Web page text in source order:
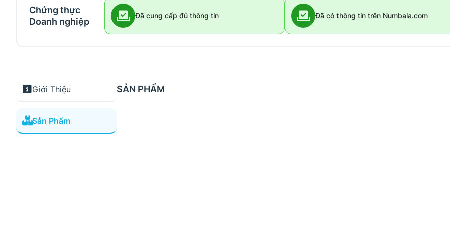
Chứng thực
Doanh nghiệp
Đã cung cấp đủ thông tin Đã có thông tin trên Numbala.com
Giới Thiệu
Sản Phẩm
SẢN PHẨM